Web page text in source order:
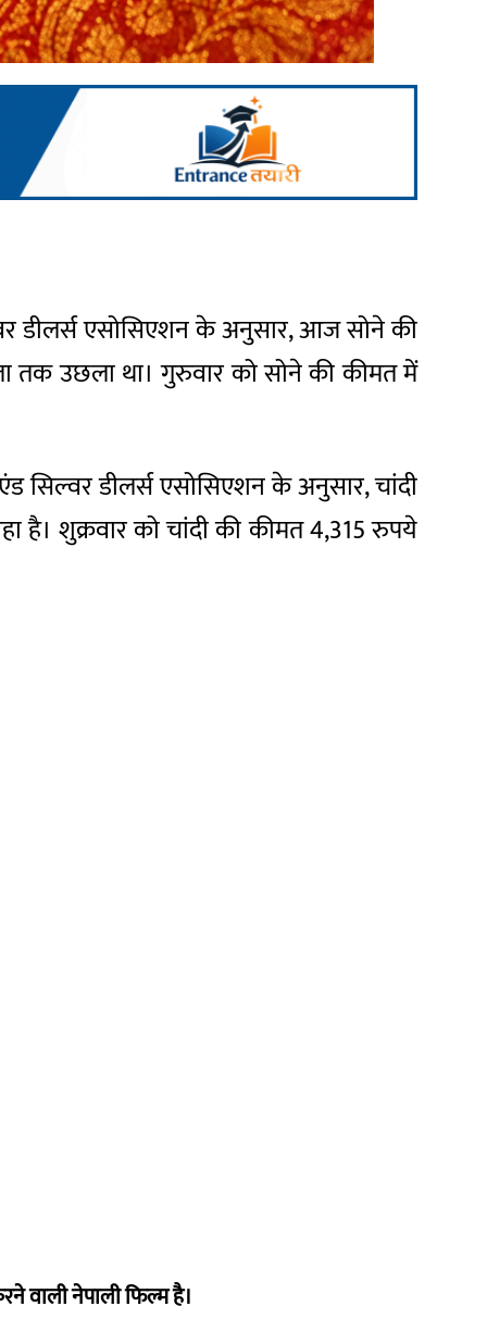
डीलर्स एसोसिएशन के अनुसार, आज सोने की
तक उछला था। गुरुवार को सोने की कीमत में
सिल्वर डीलर्स एसोसिएशन के अनुसार, चांदी
है। शुक्रवार को चांदी की कीमत 4,315 रुपये
वाली नेपाली फिल्म है।